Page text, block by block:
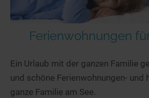
Ferienwohnungen
Ein Urlaub mit der ganzen Familie
und schöne Ferienwohnungen- und
ganze Familie am See.